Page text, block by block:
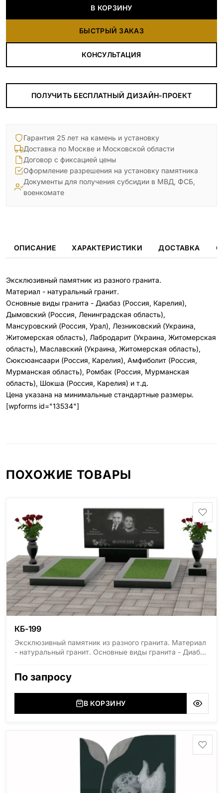
В КОРЗИНУ
БЫСТРЫЙ ЗАКАЗ
КОНСУЛЬТАЦИЯ
ПОЛУЧИТЬ БЕСПЛАТНЫЙ ДИЗАЙН-ПРОЕКТ
Гарантия 25 лет на камень и установку
Доставка по Москве и Московской области
Договор с фиксацией цены
Оформление разрешения на установку памятника
Документы для получения субсидии в МВД, ФСБ,
военкомате
ОПИСАНИЕ ХАРАКТЕРИСТИКИ ДОСТАВКА
Эксклюзивный памятник из разного гранита.
Материал - натуральный гранит.
Основные виды гранита - Диабаз (Россия, Карелия),
Дымовский (Россия, Ленинградская область),
Мансуровский (Россия, Урал), Лезниковский (Украина,
Житомерская область), Лабродарит (Украина, Житомерская
область), Маславский (Украина, Житомерская область),
Сюксюансаари (Россия, Карелия), Амфиболит (Россия,
Мурманская область), Ромбак (Россия, Мурманская
область), Шокша (Россия, Карелия) и т.д.
Цена указана на минимальные стандартные размеры.
[wpforms id="13534"]
ПОХОЖИЕ ТОВАРЫ
КБ-199
Эксклюзивный памятник из разного гранита. Материал
- натуральный гранит. Основные виды гранита - Диабаз
область), Мансуровский (Россия, Урал), Лезниковский
(Украина, Житомерская область), Лабродарит
(Украина, Житомерская область), Сюксюансаари
(Россия, Карелия), Амфиболит (Россия, Мурманская
минимальные стандартные размеры. [wpforms
По запросу
В КОРЗИНУ